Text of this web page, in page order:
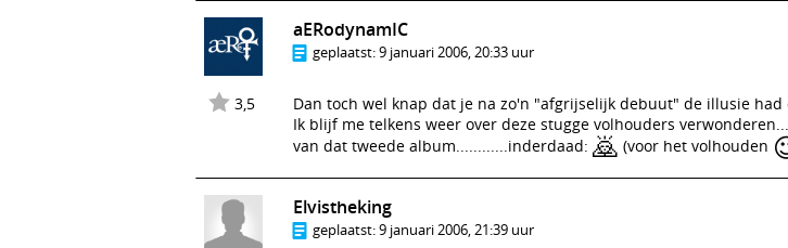
3,5
aERodynamIC
geplaatst:9 januari 2006, 20:33 uur
Dan toch wel knap dat je na zo'n "afgrijselijk debuut" de illusie
Ik blijf me telkens weer over deze stugge volhouders
van dat tweede album............inderdaad: 🙇 (voor het volhouden
Elvistheking
geplaatst:9 januari 2006, 21:39 uur